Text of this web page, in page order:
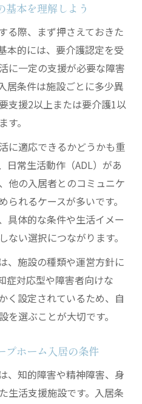
ープホーム知識
で押さえるべき知識と
時に確認したいサポー
ループホームの選び方
ムと一般施設の違いを
するポイント
費用と条件の比較方法
金表の見方と費用相場
で注意したい追加費用
ホーム費用の特徴
プホーム費用の違い
までの流れと準備の進
基本を理解しよう
る際、まず押さえておきた
本的には、要介護認定を受
に一定の支援が必要な障害
居条件は施設ごとに多少異
支援2以上または要介護1以
。
に適応できるかどうかも重
日常生活動作（ADL）があ
他の入居者とのコミュニケ
れるケースが多いです。
具体的な条件や生活イメー
い選択につながります。
、施設の種類や運営方針に
症対応型や障害者向けな
く設定されているため、自
選ぶことが大切です。
プホーム入居の条件
、知的障害や精神障害、身
生活支援施設です。入居条